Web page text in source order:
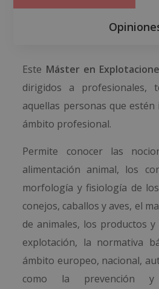
Este Máster en
dirigidos a profesionales,
aquellas personas que
ámbito profesional.
Permite conocer las
alimentación animal, los
morfología y fisiología de
conejos, caballos y aves, el
de animales, los productos
explotación, la normativa
ámbito europeo, nacional,
como la prevención